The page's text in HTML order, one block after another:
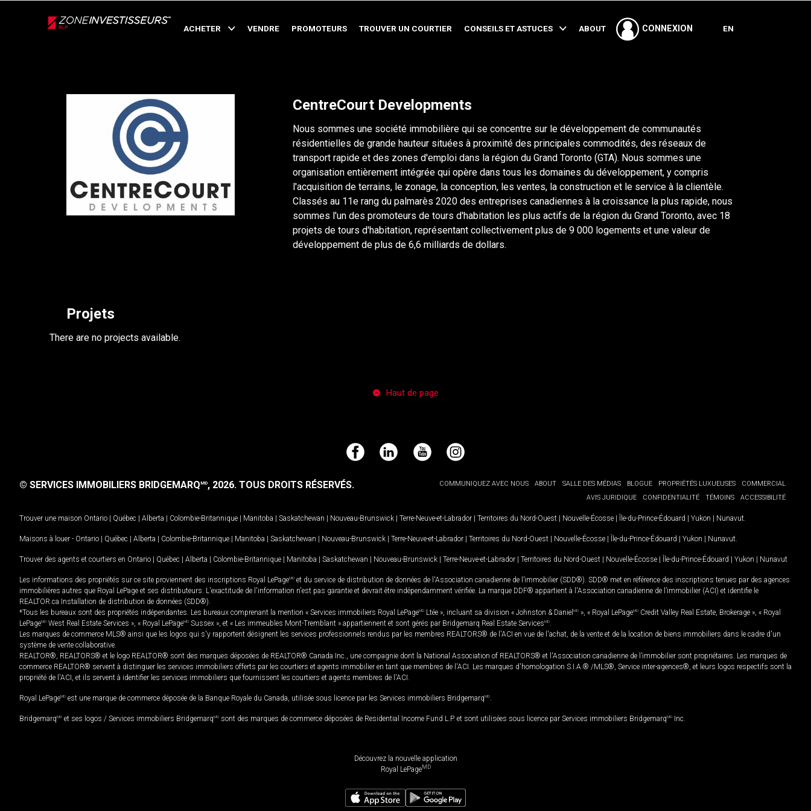
ACHETER VENDRE PROMOTEURS TROUVER UN COURTIER CONSEILS ET ASTUCES ABOUT CONNEXION EN
Retour
CentreCourt Developments
Nous sommes une société immobilière qui se concentre sur le développement de communautés
résidentielles de grande hauteur situées à proximité des principales commodités, des réseaux de
transport rapide et des zones d'emploi dans la région du Grand Toronto (GTA). Nous sommes une
organisation entièrement intégrée qui opère dans tous les domaines du développement, y compris
l'acquisition de terrains, le zonage, la conception, les ventes, la construction et le service à la clientèle.
Classés au 11e rang du palmarès 2020 des entreprises canadiennes à la croissance la plus rapide, nous
sommes l'un des promoteurs de tours d'habitation les plus actifs de la région du Grand Toronto, avec 18
projets de tours d'habitation, représentant collectivement plus de 9 000 logements et une valeur de
développement de plus de 6,6 milliards de dollars.
Projets
There are no projects available.
Haut de page
FacebookLinkedIn YouTubeInstagram
COMMUNIQUEZ AVEC NOUS ABOUT SALLE DES MÉDIAS BLOGUE PROPRIÉTÉS LUXUEUSES
COMMERCIAL
AVIS JURIDIQUE
CONFIDENTIALITÉ TÉMOINS ACCESSIBILITÉ
© SERVICES IMMOBILIERS BRIDGEMARQMD, 2026. TOUS DROITS RÉSERVÉS.
Trouver une maison Ontario | Québec | Alberta | Colombie-Britannique | Manitoba | Saskatchewan | Nouveau-Brunswick | Terre-Neuve-et-Labrador | Territoires du Nord-Ouest | Nouvelle-Écosse | Île-du-Prince-Édouard | Yukon | Nunavut
Maisons à louer - Ontario | Québec | Alberta | Colombie-Britannique | Manitoba | Saskatchewan | Nouveau-Brunswick | Terre-Neuve-et-Labrador | Territoires du Nord-Ouest | Nouvelle-Écosse | Île-du-Prince-Édouard | Yukon | Nunavut
Trouver des agents et courtiers en Ontario | Québec | Alberta | Colombie-Britannique | Manitoba | Saskatchewan | Nouveau-Brunswick | Terre-Neuve-et-Labrador | Territoires du Nord-Ouest | Nouvelle-Écosse | Île-du-Prince-Édouard | Yukon | Nunavut
Les informations des propriétés sur ce site proviennent des inscriptions Royal LePageMD et du service de distribution de données de l'Association canadienne de l’immobilier (SDD®). SDD® met en référence des inscriptions tenues par des agences
immobilières autres que Royal LePage et ses distributeurs. L'exactitude de l'information n'est pas garantie et devrait être indépendamment vérifiée. La marque DDF® appartient à l'Association canadienne de l’immobilier (ACI) et identifie le
REALTOR.ca Installation de distribution de données (SDD®).
*Tous les bureaux sont des propriétés indépendantes. Les bureaux comprenant la mention « Services immobiliers Royal LePageMD Ltée », incluant sa division « Johnston & Daniel MD », « Royal LePageMD Credit Valley Real Estate, Brokerage », « Royal
LePageMD West Real Estate Services », « Royal LePageMD Sussex », et « Les immeubles Mont-Tremblant » appartiennent et sont gérés par Bridgemarq Real Estate ServicesMD
Les marques de commerce MLS® ainsi que les logos qui s'y rapportent désignent les services professionnels rendus par les membres REALTORS® de l'ACI en vue de l'achat, de la vente et de la location de biens immobiliers dans le cadre d'un
système de vente collaborative.
REALTOR®, REALTORS® et le logo REALTOR® sont des marques déposées de REALTOR® Canada Inc., une compagnie dont la National Association of REALTORS® et l'Association canadienne de l’immobilier sont propriétaires. Les marques de
commerce REALTOR® servent à distinguer les services immobiliers offerts par les courtiers et agents immobilier en tant que membres de l'ACI. Les marques d'homologation S.I.A.® /MLS®, Service inter-agences®, et leurs logos respectifs sont la
propriété de l'ACI, et ils servent à identifier les services immobiliers que fournissent les courtiers et agents membres de l'ACI.
Royal LePageMD est une marque de commerce déposée de la Banque Royale du Canada, utilisée sous licence par les Services immobiliers BridgemarqMD
BridgemarqMD et ses logos / Services immobiliers BridgemarqMD sont des marques de commerce déposées de Residential Income Fund L.P. et sont utilisées sous licence par Services immobiliers BridgemarqMD Inc.
Découvrez la nouvelle application
Royal LePageMD